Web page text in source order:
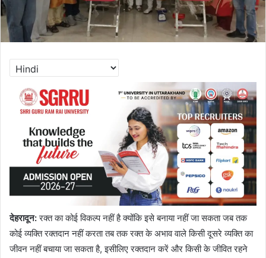
देहरादून:रक्त का कोई विकल्प नहीं है क्योंकि इसे बनाया नहीं जा सकता जब तक
कोई व्यक्ति रक्तदान नहीं करता तब तक रक्त के अभाव वाले किसी दूसरे व्यक्ति का
जीवन नहीं बचाया जा सकता है, इसीलिए रक्तदान करें और किसी के जीवित रहने